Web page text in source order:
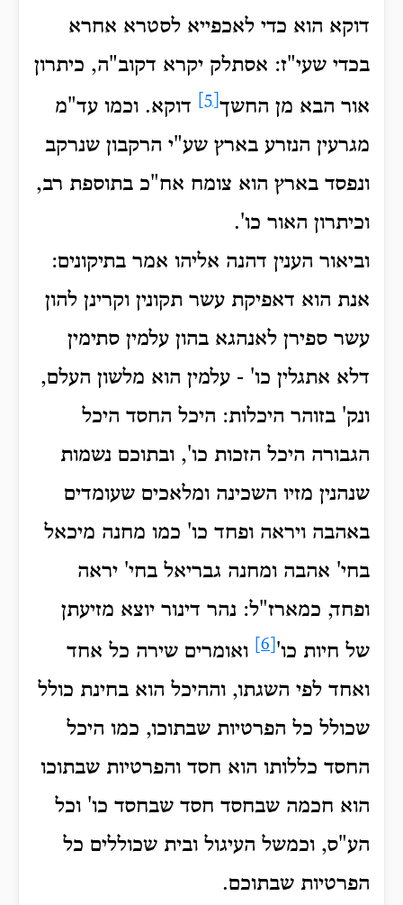
דוקא הוא כדי לאכפייא לסטרא אחרא
בכדי שעי"ז: אסתלק יקרא דקוב"ה, כיתרון
אור הבא מן החשך
דוקא. וכמו עד"מ
מגרעין הנזרע בארץ שע"י הרקבון שנרקב
ונפסד בארץ הוא צומח אח"כ בתוספת רב,
וכיתרון האור כו'.
וביאור הענין דהנה אליהו אמר בתיקונים:
אנת הוא דאפיקת עשר תקונין וקרינן להון
עשר ספירן לאנהגא בהון עלמין סתימין
דלא אתגלין כו' - עלמין הוא מלשון העלם,
ונק' בזוהר היכלות: היכל החסד היכל
הגבורה היכל הזכות כו', ובתוכם נשמות
שנהנין מזיו השכינה ומלאכים שעומדים
באהבה ויראה ופחד כו' כמו מחנה מיכאל
בחי' אהבה ומחנה גבריאל בחי' יראה
ופחד, כמארז"ל: נהר דינור יוצא מזיעתן
של חיות כו'
ואומרים שירה כל אחד
ואחד לפי השגתו, וההיכל הוא בחינת כולל
שכולל כל הפרטיות שבתוכו, כמו היכל
החסד כללותו הוא חסד והפרטיות שבתוכו
הוא חכמה שבחסד חסד שבחסד כו' וכל
הע"ס, וכמשל העיגול ובית שכוללים כל
הפרטיות שבתוכם.